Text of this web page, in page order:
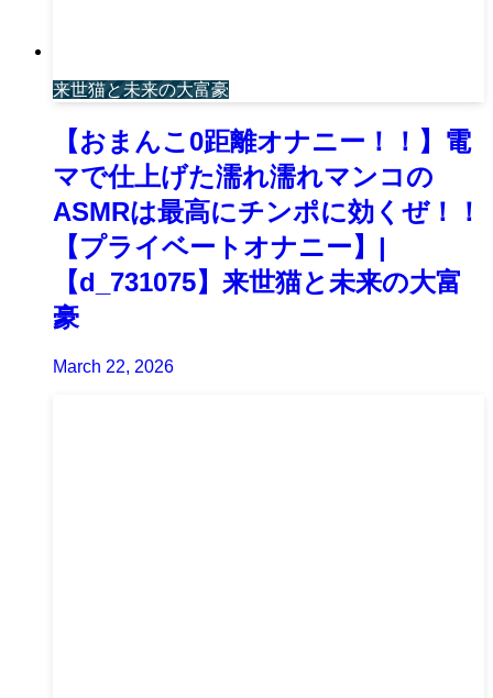
来世猫と未来の大富豪
【おまんこ0距離オナニー！！】電
マで仕上げた濡れ濡れマンコの
ASMRは最高にチンポに効くぜ！！
【プライベートオナニー】|
【d_731075】来世猫と未来の大富
豪
March 22, 2026